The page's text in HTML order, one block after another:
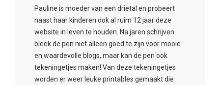
Pauline is moeder van een drietal en probeert
naast haar kinderen ook al ruim 12 jaar deze
website in leven te houden. Na jaren schrijven
bleek de pen niet alleen goed te zijn voor mooie
en waardevolle blogs, maar kan de pen ook
tekeningetjes maken! Van deze tekeningetjes
worden er weer leuke printables gemaakt die